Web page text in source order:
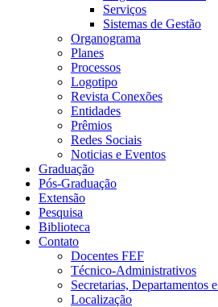
Serviços
Sistemas de Gestão
Organograma
Planes
Processos
Logotipo
Revista Conexões
Entidades
Prêmios
Redes Sociais
Noticias e Eventos
Graduação
Pós-Graduação
Extensão
Pesquisa
Biblioteca
Contato
Docentes FEF
Técnico-Administrativos
Secretarias, Departamentos
Localização